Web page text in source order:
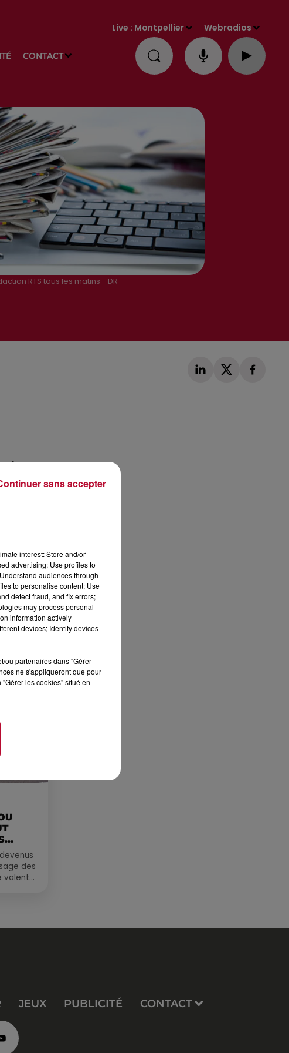
CONTACT
Live : Montpellier Webradios
RTS tous les matins - DR
plus
Cet
paire
des
valent
JEUX PUBLICITÉ CONTACT
interest: Store and/or
advertising; Use profiles to
audiences through
to personalise content; Use
detect fraud, and fix errors;
may process personal
information actively
devices; Identify devices
ou partenaires dans "Gérer
ne s'appliqueront que pour
les cookies" situé en
sans accepter